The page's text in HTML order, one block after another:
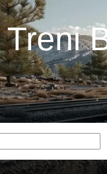
Treni